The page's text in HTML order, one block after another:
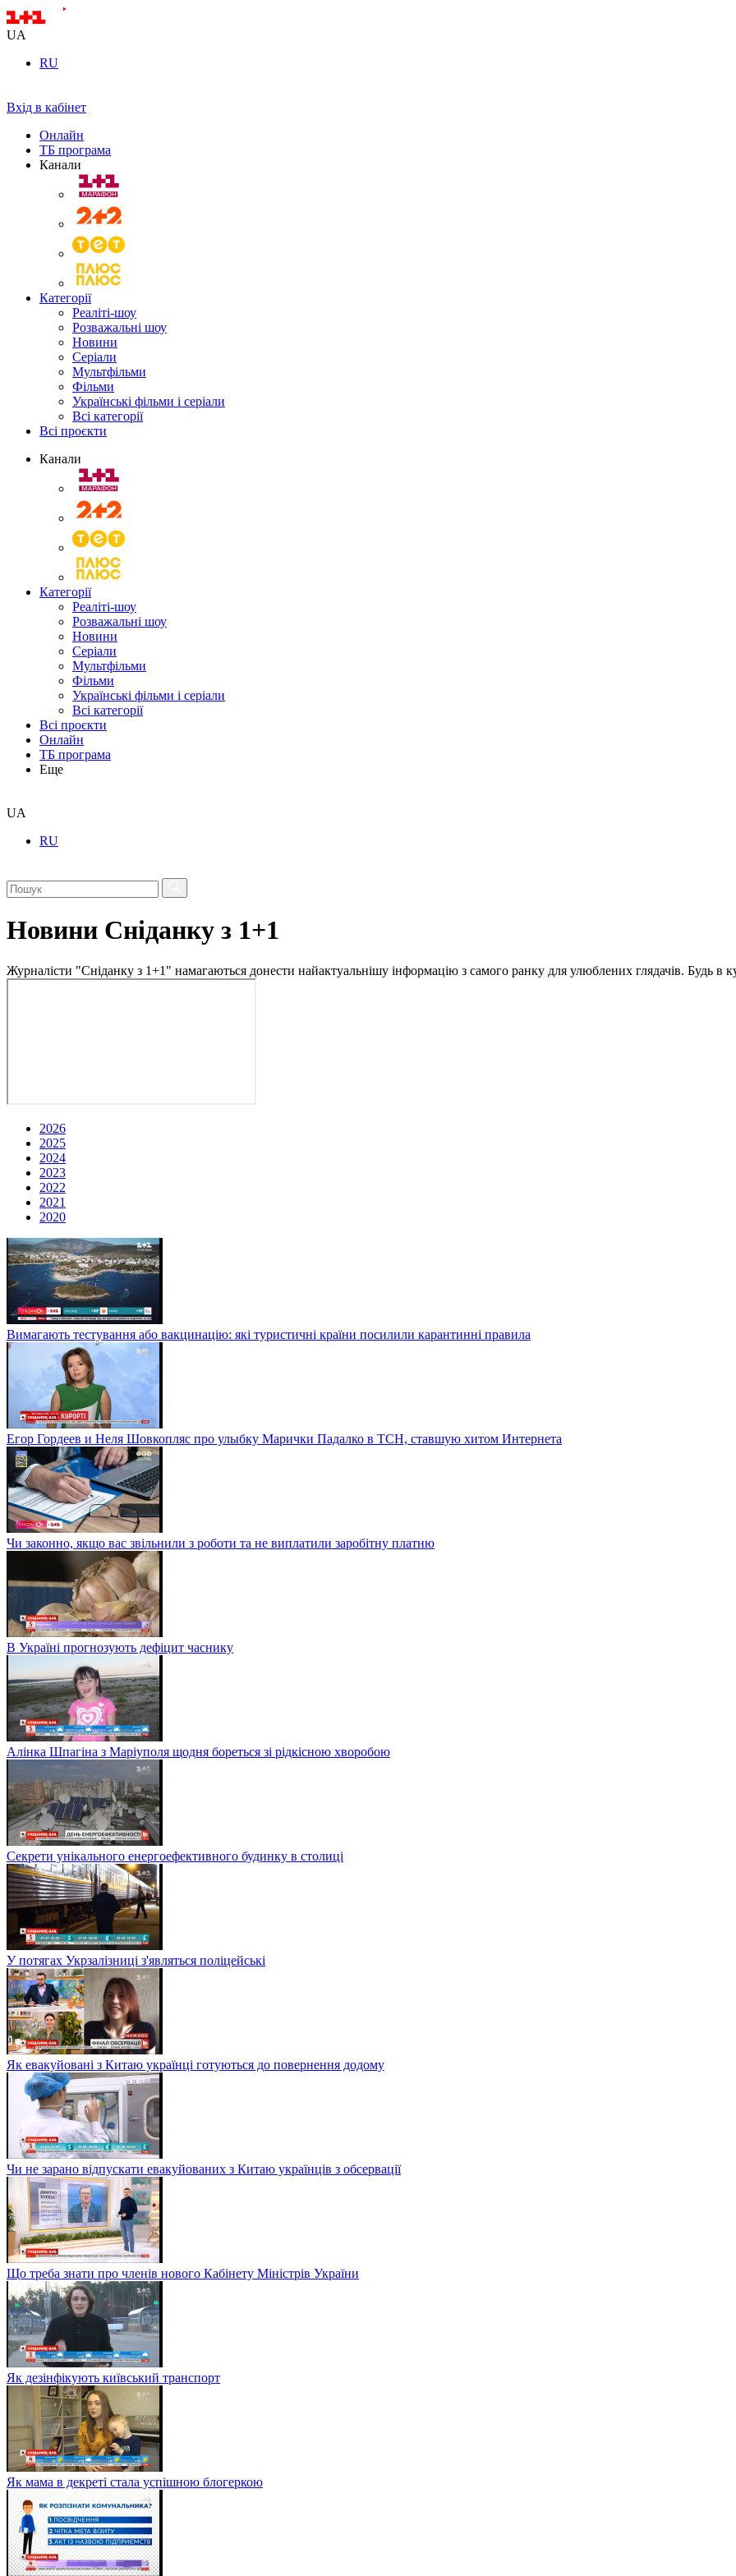
UA
RU
Вхід в кабінет
Онлайн
ТБ програма
Канали
Категорії
Реаліті-шоу
Розважальні шоу
Новини
Серіали
Мультфільми
Фільми
Українські фільми і серіали
Всі категорії
Всі проєкти
Канали
Категорії
Реаліті-шоу
Розважальні шоу
Новини
Серіали
Мультфільми
Фільми
Українські фільми і серіали
Всі категорії
Всі проєкти
Онлайн
ТБ програма
Еще
UA
RU
Новини Сніданку з 1+1
Журналісти "Сніданку з 1+1" намагаються донести найактуальнішу інформацію з самого ранку для улюблених глядачів. Будь в
2026
2025
2024
2023
2022
2021
2020
Вимагають тестування або вакцинацію: які туристичні країни посилили карантинні правила
Егор Гордеев и Неля Шовкопляс про улыбку Марички Падалко в ТСН, ставшую хитом Интернета
Чи законно, якщо вас звільнили з роботи та не виплатили заробітну платню
В Україні прогнозують дефіцит часнику
Алінка Шпагіна з Маріуполя щодня бореться зі рідкісною хворобою
Секрети унікального енергоефективного будинку в столиці
У потягах Укрзалізниці з'являться поліцейські
Як евакуйовані з Китаю українці готуються до повернення додому
Чи не зарано відпускати евакуйованих з Китаю українців з обсервації
Що треба знати про членів нового Кабінету Міністрів України
Як дезінфікують київський транспорт
Як мама в декреті стала успішною блогеркою